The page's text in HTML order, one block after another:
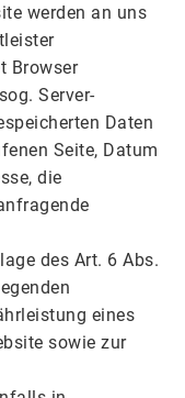
werden an uns
Browser
Server-
Daten
Seite, Datum
die
des Art. 6 Abs.
eines
sowie zur